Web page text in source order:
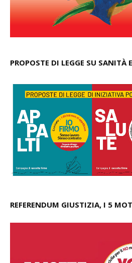
PROPOSTE DI LEGGE SU SANITÀ
REFERENDUM GIUSTIZIA, I 5